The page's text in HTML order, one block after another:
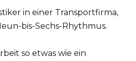
in einer Transportfirma,
bis-Sechs-Rhythmus.
so etwas wie ein